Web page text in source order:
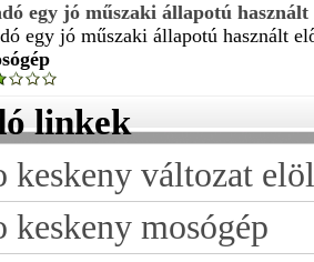
egy jó műszaki állapotú
egy jó műszaki állapotú használt
linkek
keskeny változat
keskeny mosógép